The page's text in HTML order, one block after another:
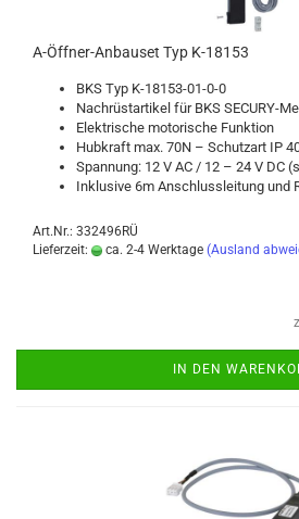
A-​Öffner-​Anbauset Typ K-​18153
BKS Typ K-​18153-01-0-0
Nach­rüst­ar­ti­kel für BKS SECURY-​
Elek­tri­sche mo­to­ri­sche Funk­ti­on
Hub­kraft max. 70N – Schutz­art IP
Span­nung: 12 V AC / 12 – 24 V DC
In­klu­si­ve 6m An­schluss­lei­tung und
Art.Nr.: 332496RÜ
Lieferzeit:
ca. 2-4 Werktage (Ausland
IN DEN